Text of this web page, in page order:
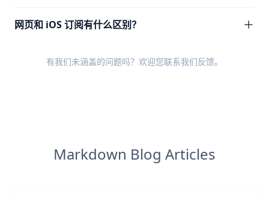
网页和 iOS 订阅有什么区别？
有我们未涵盖的问题吗？欢迎您联系我们反馈。
Markdown Blog Articles